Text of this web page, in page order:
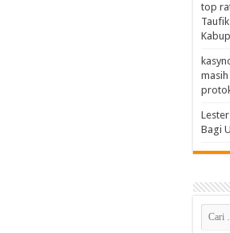
top
Bagi